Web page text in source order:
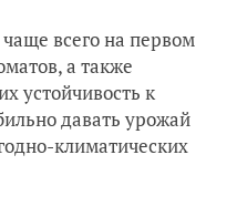
всего на первом
а также
устойчивость к
давать урожай
климатических